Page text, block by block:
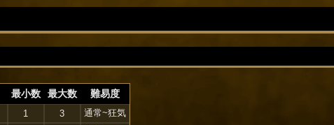
最小数 最大数 難易度
1 3
通常~狂気